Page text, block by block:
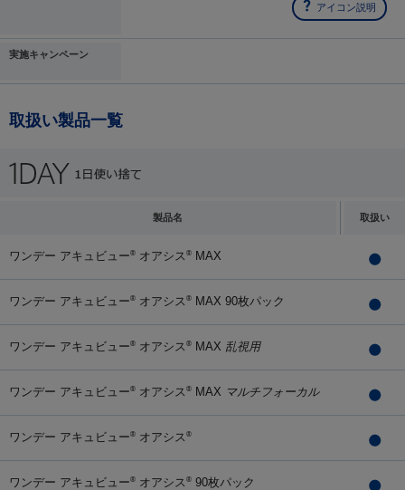
アイコン説明
実施キャンペーン
取扱い製品一覧
製品名 取扱い
ワンデー アキュビュー® オアシス ® MAX
ワンデー アキュビュー® オアシス ® MAX 90枚パック
ワンデー アキュビュー® オアシス ® MAX 乱視用
ワンデー アキュビュー® オアシス ® MAX マルチフォーカル
ワンデー アキュビュー® オアシス ®
ワンデー アキュビュー® オアシス ® 90枚パック